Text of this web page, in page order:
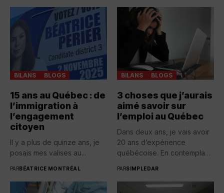
BILANS BLOGS
15 ans au Québec : de
l’immigration à
l’engagement
citoyen
Il y a plus de quinze ans, je
posais mes valises au...
PARBÉATRICE MONTRÉAL
BILANS BLOGS
3 choses que j’aurais
aimé savoir sur
l’emploi au Québec
Dans deux ans, je vais avoir
20 ans d’expérience
québécoise. En contemplant
PARSIMPLEDAR